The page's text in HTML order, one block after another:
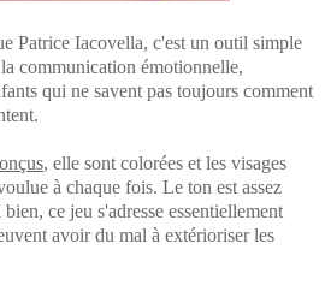
Patrice Iacovella, c'est un outil simple
communication émotionnelle,
qui ne savent pas toujours comment
, elle sont colorées et les visages
à chaque fois. Le ton est assez
ce jeu s'adresse essentiellement
avoir du mal à extérioriser les